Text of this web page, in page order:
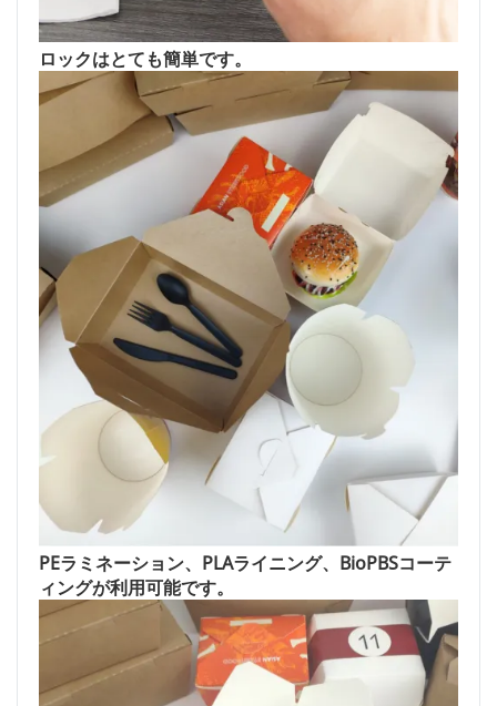
ロックはとても簡単です。
PEラミネーション、PLAライニング、BioPBSコーテ
ィングが利用可能です。